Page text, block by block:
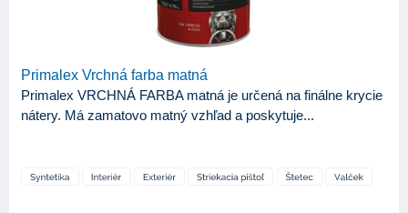
Primalex Vrchná farba matná
Primalex VRCHNÁ FARBA matná je určená na finálne krycie
nátery. Má zamatovo matný vzhľad a poskytuje...